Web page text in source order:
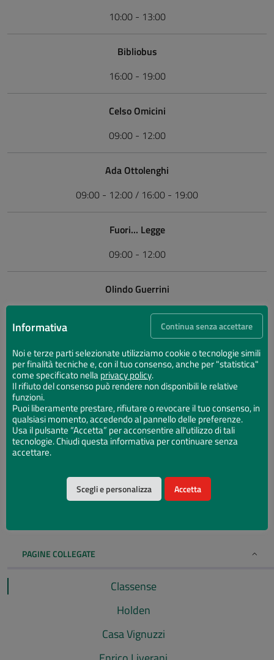
PAGINE COLLEGATE
Classense
Holden
Casa Vignuzzi
10:00 - 13:00
Bibliobus
16:00 - 19:00
Celso Omicini
09:00 - 12:00
Ada Ottolenghi
09:00 - 12:00 / 16:00 - 19:00
Fuori... Legge
09:00 - 12:00
Olindo Guerrini
09:00 - 12:00 / 16:00 - 19:00
Manara Valgimigli
16:00 - 19:00
Per gli orari completi 👉clicca sul nome della biblioteca
nell’elenco delle sedi
Lasala riservataper consultare i materiali antichi e rari
della Biblioteca Classense e dell’Archivio Storico Comunale o
alcune pubblicazioni moderne non ammesse al prestito
esterno è apertadal martedì al sabato dalle 9 alle 13
Se vuoi visitare l’Aula Magna e l’antico refettorio, oggi Sala
Informativa
Noi e terze parti selezionate utilizziamo cookie o tecnologie simili
per finalità tecniche e, con il tuo consenso, anche per "statistica"
come specificato nellaprivacy policy.
Il rifiuto del consenso può rendere non disponibili le relative
funzioni.
Puoi liberamente prestare, rifiutare o revocare il tuo consenso, in
qualsiasi momento, accedendo al pannello delle preferenze.
Usa il pulsante “Accetta” per acconsentire all'utilizzo di tali
tecnologie. Chiudi questa informativa per continuare senza
accettare.
Scegli e personalizza Accetta
Continua senza accettare